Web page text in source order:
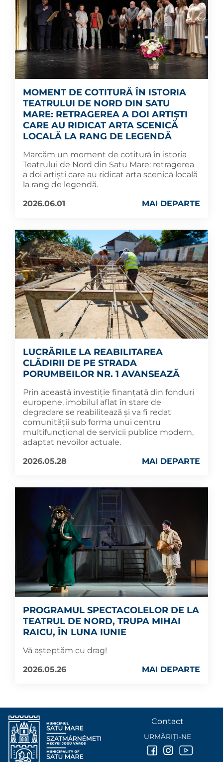
MOMENT DE COTITURĂ ÎN ISTORIA
TEATRULUI DE NORD DIN SATU
MARE: RETRAGEREA A DOI ARTIȘTI
CARE AU RIDICAT ARTA SCENICĂ
LOCALĂ LA RANG DE LEGENDĂ
Marcăm un moment de cotitură în istoria
Teatrului de Nord din Satu Mare: retragerea
a doi artiști care au ridicat arta scenică locală
la rang de legendă.
2026.06.01
MAI DEPARTE
LUCRĂRILE LA REABILITAREA
CLĂDIRII DE PE STRADA
PORUMBEILOR NR. 1 AVANSEAZĂ
Prin această investiție finanțată din fonduri
europene, imobilul aflat în stare de
degradare se reabilitează și va fi redat
comunității sub forma unui centru
multifuncțional de servicii publice modern,
adaptat nevoilor actuale.
2026.05.28
MAI DEPARTE
PROGRAMUL SPECTACOLELOR DE LA
TEATRUL DE NORD, TRUPA MIHAI
RAICU, ÎN LUNA IUNIE
Vă așteptăm cu drag!
2026.05.26
MAI DEPARTE
Contact
URMĂRIȚI-NE